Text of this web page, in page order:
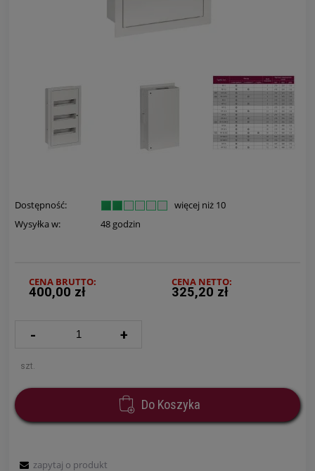
Dostępność:
więcej niż 10
Wysyłka w:
48 godzin
CENA BRUTTO:
400,00 zł
CENA NETTO:
325,20 zł
- +
szt.
Do Koszyka
zapytaj o produkt